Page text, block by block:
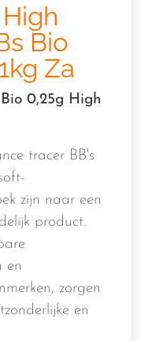
Bio
Za
0,25g High
tracer BB's
zijn naar een
product.
en
zorgen
en